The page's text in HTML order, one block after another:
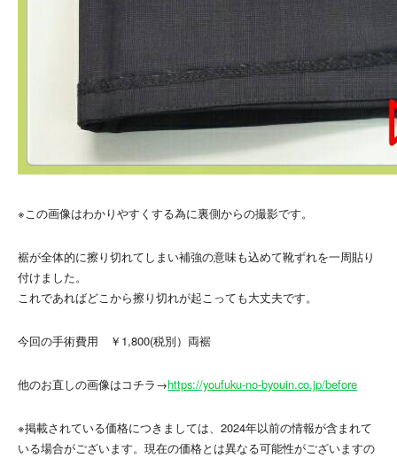
※この画像はわかりやすくする為に裏側からの撮影です。
裾が全体的に擦り切れてしまい補強の意味も込めて靴ずれを一周貼り
付けました。
これであればどこから擦り切れが起こっても大丈夫です。
今回の手術費用 ￥1,800(税別）両裾
他のお直しの画像はコチラ→https://youfuku-no-byouin.co.jp/before
※掲載されている価格につきましては、2024年以前の情報が含まれて
いる場合がございます。現在の価格とは異なる可能性がございますの